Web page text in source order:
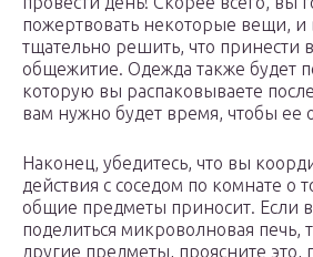
пожертвовать некоторые вещи, и
тщательно решить, что принести
общежитие. Одежда также будет
которую вы распаковываете
вам нужно будет время, чтобы ее
Наконец, убедитесь, что вы
действия с соседом по комнате о
общие предметы приносит. Если
поделиться микроволновая печь,
другие предметы, проясните это,